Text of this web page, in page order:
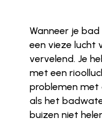
Wanneer je
een vieze lucht
vervelend. Je
met een
problemen met
als het
buizen niet